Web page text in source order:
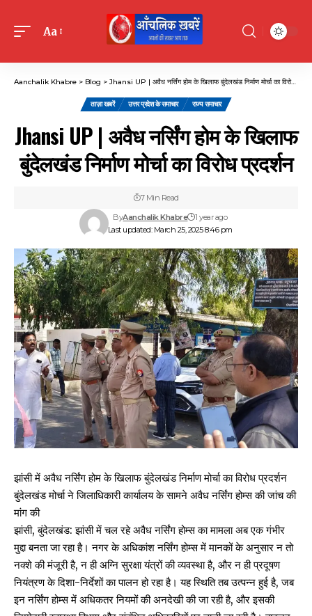
Font
Aa
Aanchalik Khabre > Blog > Jhansi UP | अवैध नर्सिंग होम के खिलाफ बुंदेलखंड निर्माण मोर्चा का विरोध प्रदर्शन
ताज़ा खबरें उत्तर प्रदेश के समाचार राज्य समाचार
Jhansi UP | अवैध नर्सिंग होम के खिलाफ
बुंदेलखंड निर्माण मोर्चा का विरोध प्रदर्शन
Last updated: March 25, 2025 8:46 pm
ByAanchalik Khabre 1 year ago
7 Min Read
झांसी में अवैध नर्सिंग होम के खिलाफ बुंदेलखंड निर्माण मोर्चा का विरोध प्रदर्शन
बुंदेलखंड मोर्चा ने जिलाधिकारी कार्यालय के सामने अवैध नर्सिंग होम्स की जांच की
मांग की
झांसी, बुंदेलखंड: झांसी में चल रहे अवैध नर्सिंग होम्स का मामला अब एक गंभीर
मुद्दा बनता जा रहा है। नगर के अधिकांश नर्सिंग होम्स में मानकों के अनुसार न तो
नक्शे की मंजूरी है, न ही अग्नि सुरक्षा यंत्रों की व्यवस्था है, और न ही प्रदूषण
नियंत्रण के दिशा-निर्देशों का पालन हो रहा है। यह स्थिति तब उत्पन्न हुई है, जब
इन नर्सिंग होम्स में अधिकतर नियमों की अनदेखी की जा रही है, और इसकी